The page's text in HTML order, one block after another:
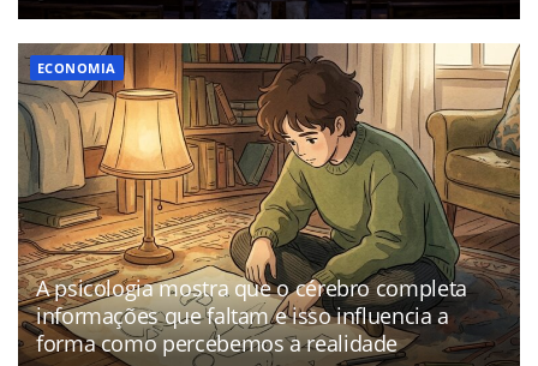
ECONOMIA
A psicologia mostra que o cérebro completa
informações que faltam e isso influencia a
forma como percebemos a realidade